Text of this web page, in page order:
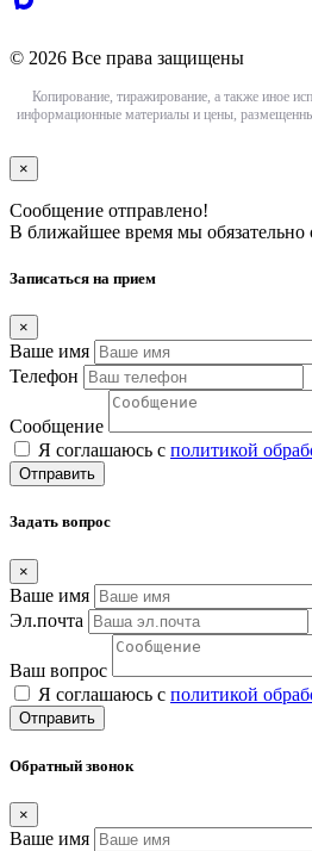
© 2026 Все права защищены
Копирование, тиражирование, а также иное
информационные материалы и цены,
×
Сообщение отправлено!
В ближайшее время мы обязательно
Записаться на прием
×
Ваше имя
Телефон
Сообщение
Я соглашаюсь с политикой
Отправить
Задать вопрос
×
Ваше имя
Эл.почта
Ваш вопрос
Я соглашаюсь с политикой
Отправить
Обратный звонок
×
Ваше имя